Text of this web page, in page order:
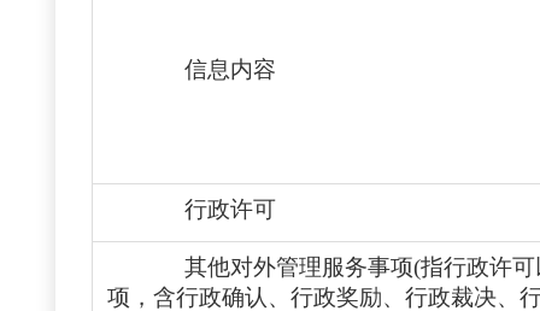
信息内容
行政许可
其他对外管理服务事项(指行政许
项 ， 含行政确认、行政奖励、行政裁决、